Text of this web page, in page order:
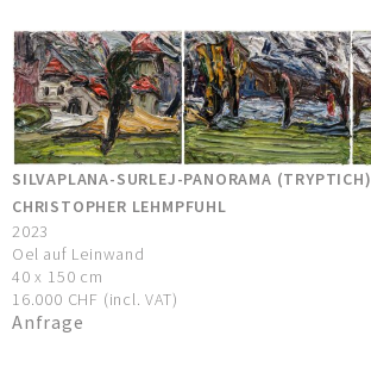
SILVAPLANA-SURLEJ-PANORAMA (TRYPTICH)
CHRISTOPHER LEHMPFUHL
2023
Oel auf Leinwand
40 x 150 cm
16.000 CHF (incl. VAT)
Anfrage